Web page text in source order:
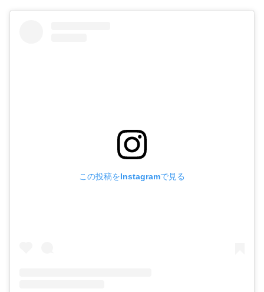
この投稿をInstagramで見る